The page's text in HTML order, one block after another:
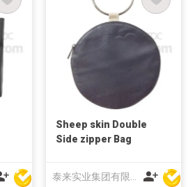
Sheep skin Double
Side zipper Bag